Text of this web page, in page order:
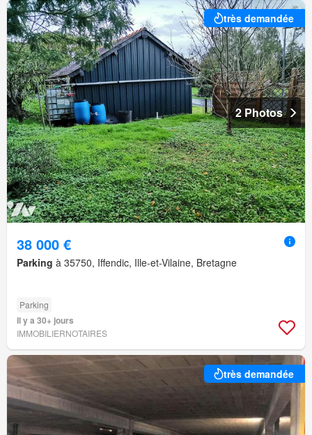
très demandée
2 Photos
38 000 €
Parking à 35750, Iffendic, Ille-et-Vilaine, Bretagne
Parking
Il y a 30+ jours
IMMOBILIERNOTAIRES
très demandée